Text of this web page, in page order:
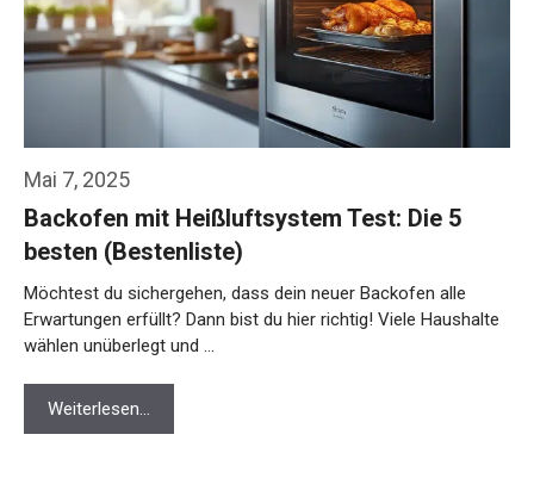
Mai 7, 2025
Backofen mit Heißluftsystem Test: Die 5
besten (Bestenliste)
Möchtest du sichergehen, dass dein neuer Backofen alle
Erwartungen erfüllt? Dann bist du hier richtig! Viele Haushalte
wählen unüberlegt und …
Weiterlesen…